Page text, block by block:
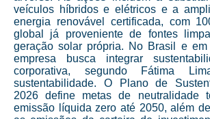
veículos híbridos e elétricos e a
energia renovável certificada, com
global já proveniente de fontes
geração solar própria. No Brasil e
empresa busca integrar
corporativa, segundo Fátima
sustentabilidade. O Plano de
2026 define metas de neutralidade
emissão líquida zero até 2050, além